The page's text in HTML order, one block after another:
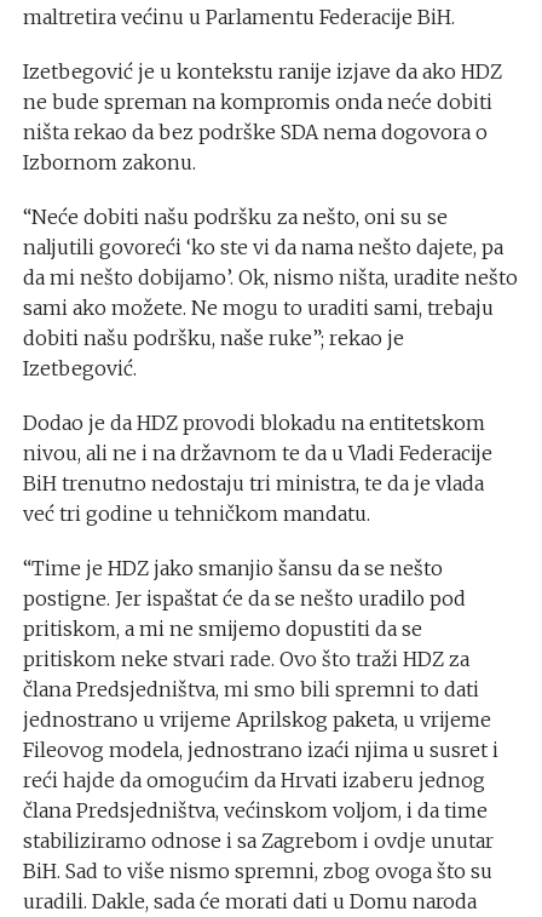
maltretira većinu u Parlamentu Federacije BiH.
Izetbegović je u kontekstu ranije izjave da ako HDZ
ne bude spreman na kompromis onda neće dobiti
ništa rekao da bez podrške SDA nema dogovora o
Izbornom zakonu.
“Neće dobiti našu podršku za nešto, oni su se
naljutili govoreći ‘ko ste vi da nama nešto dajete, pa
da mi nešto dobijamo’. Ok, nismo ništa, uradite nešto
sami ako možete. Ne mogu to uraditi sami, trebaju
dobiti našu podršku, naše ruke”; rekao je
Izetbegović.
Dodao je da HDZ provodi blokadu na entitetskom
nivou, ali ne i na državnom te da u Vladi Federacije
BiH trenutno nedostaju tri ministra, te da je vlada
već tri godine u tehničkom mandatu.
“Time je HDZ jako smanjio šansu da se nešto
postigne. Jer ispaštat će da se nešto uradilo pod
pritiskom, a mi ne smijemo dopustiti da se
pritiskom neke stvari rade. Ovo što traži HDZ za
člana Predsjedništva, mi smo bili spremni to dati
jednostrano u vrijeme Aprilskog paketa, u vrijeme
Fileovog modela, jednostrano izaći njima u susret i
reći hajde da omogućim da Hrvati izaberu jednog
člana Predsjedništva, većinskom voljom, i da time
stabiliziramo odnose i sa Zagrebom i ovdje unutar
BiH. Sad to više nismo spremni, zbog ovoga što su
uradili. Dakle, sada će morati dati u Domu naroda